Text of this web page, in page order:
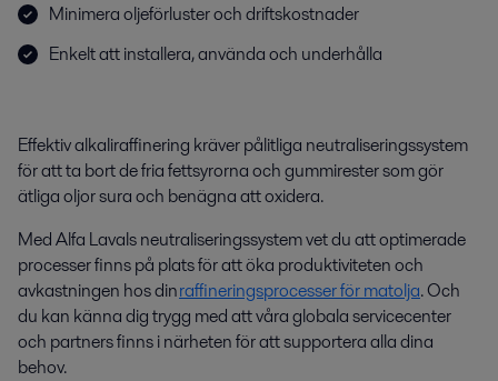
Minimera oljeförluster och driftskostnader
Enkelt att installera, använda och underhålla
Effektiv alkaliraffinering kräver pålitliga neutraliseringssystem
för att ta bort de fria fettsyrorna och gummirester som gör
ätliga oljor sura och benägna att oxidera.
Med Alfa Lavals neutraliseringssystem vet du att optimerade
processer finns på plats för att öka produktiviteten och
avkastningen hos dinraffineringsprocesser för matolja. Och
du kan känna dig trygg med att våra globala servicecenter
och partners finns i närheten för att supportera alla dina
behov.